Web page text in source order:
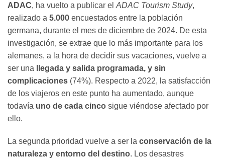
ADAC, ha vuelto a publicar el ADAC Tourism Study,
realizado a 5.000 encuestados entre la población
germana, durante el mes de diciembre de 2024. De esta
investigación, se extrae que lo más importante para los
alemanes, a la hora de decidir sus vacaciones, vuelve a
ser una
llegada y salida programada, y sin
complicaciones (74%). Respecto a 2022, la satisfacción
de los viajeros en este punto ha aumentado, aunque
todavía uno de cada cinco sigue viéndose afectado por
ello.
La segunda prioridad vuelve a ser la conservación de la
naturaleza y entorno del destino. Los desastres